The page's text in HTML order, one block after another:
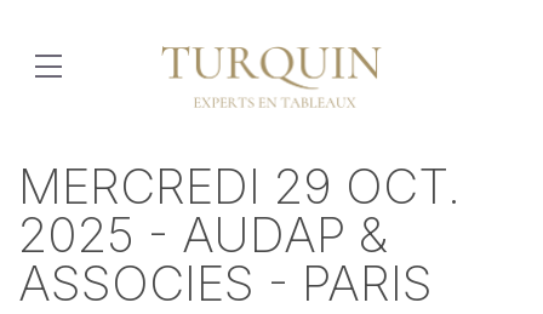
MERCREDI 29 OCT.
2025 - AUDAP &
ASSOCIES - PARIS